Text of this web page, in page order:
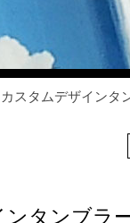
カスタムデザインタ
タンブラ